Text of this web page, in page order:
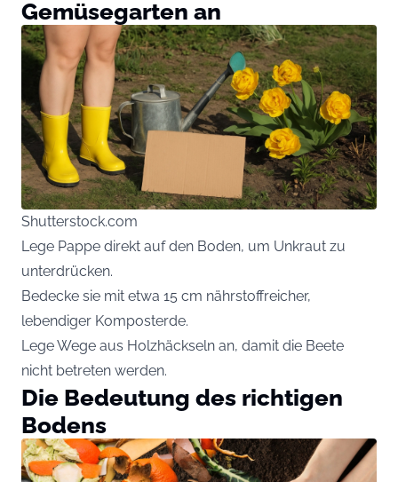
Gemüsegarten an
Shutterstock.com
Lege Pappe direkt auf den Boden, um Unkraut zu
unterdrücken.
Bedecke sie mit etwa 15 cm nährstoffreicher,
lebendiger Komposterde.
Lege Wege aus Holzhäckseln an, damit die Beete
nicht betreten werden.
Die Bedeutung des richtigen
Bodens